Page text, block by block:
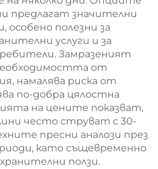
предлагат значителни
особено полезни за
услуги и за
Замразеният
от
намалява риска от
по-добра цялостна
на цените показват,
често струват с 30-
пресни аналози през
като същевременно
ползи.